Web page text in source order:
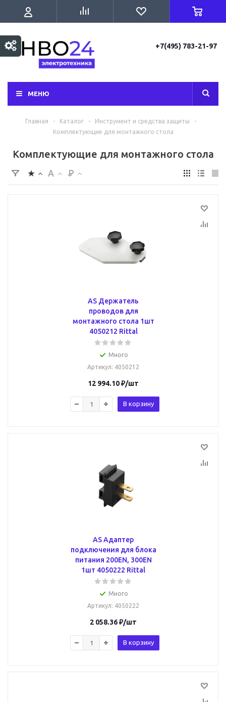
+7(495) 783-21-97
МЕНЮ
Главная - Каталог - Инструмент и средства защиты
-
Комплектующие для монтажного стола
Комплектующие для монтажного стола
AS Держатель
проводов для
монтажного стола 1шт
4050212 Rittal
Много
Артикул: 4050212
12 994.10₽/шт
В корзину
AS Адаптер
подключения для блока
питания 200EN, 300EN
1шт 4050222 Rittal
Много
Артикул: 4050222
2 058.36₽/шт
В корзину